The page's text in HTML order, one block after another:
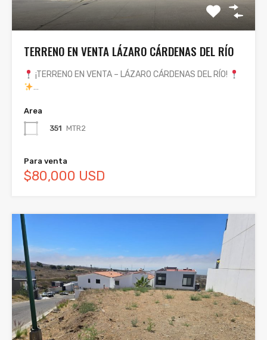
TERRENO EN VENTA LÁZARO CÁRDENAS DEL RÍO
¡TERRENO EN VENTA – LÁZARO CÁRDENAS DEL RÍO!
…
Area
351 MTR2
Para venta
$80,000 USD